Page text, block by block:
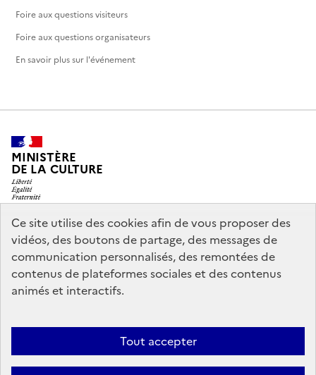
Ce site utilise des cookies afin de vous proposer des
vidéos, des boutons de partage, des messages de
communication personnalisés, des remontées de
contenus de plateformes sociales et des contenus
animés et interactifs.
Tout accepter
Foire aux questions visiteurs
Foire aux questions organisateurs
En savoir plus sur l'événement
MINISTÈRE
DE LA CULTURE
legifrance.gouv.fr
info.gouv.fr
service-public.gouv.fr
data.gouv.fr
Mentions légales
conforme
Politique d’utilisation des témoins de connexion